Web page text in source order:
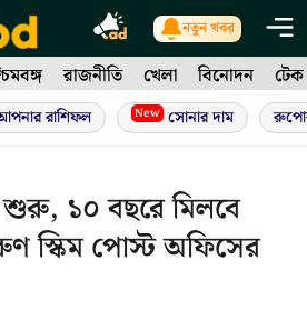
নতুন খবর
রাজনীতি খেলা বিনোদন টেক
রাশিফল New সোনার দাম
শুরু, ১০ বছরে মিলবে
স্কিম পোস্ট অফিসের